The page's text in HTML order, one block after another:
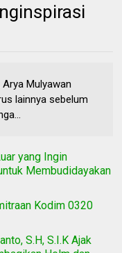
Arya Mulyawan
lainnya sebelum
yang Ingin
Membudidayakan
Kodim 0320
S.H, S.I.K Ajak